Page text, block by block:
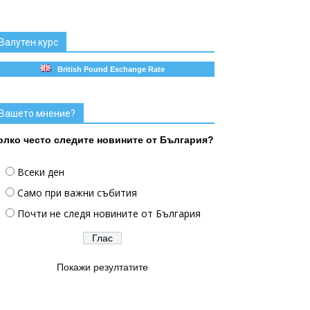
курс
British Pound Exchange Rate
мнение?
често следите новините от България?
Всеки ден
Само при важни събития
Почти не следя новините от България
Покажи резултатите